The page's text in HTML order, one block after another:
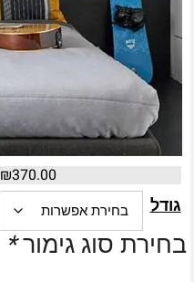
₪370.00
גודל
בחירת סוג גימור*